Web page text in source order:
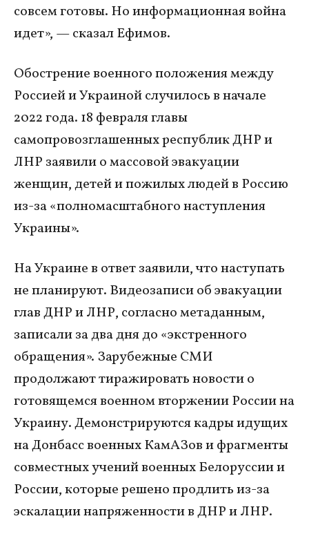
совсем готовы. Но информационная война
идет», — сказал Ефимов.
Обострение военного положения между
Россией и Украиной случилось в начале
2022 года. 18 февраля главы
самопровозглашенных республик ДНР и
ЛНР заявили о массовой эвакуации
женщин, детей и пожилых людей в Россию
из-за «полномасштабного наступления
Украины».
На Украине в ответ заявили, что наступать
не планируют. Видеозаписи об эвакуации
глав ДНР и ЛНР, согласно метаданным,
записали за два дня до «экстренного
обращения». Зарубежные СМИ
продолжают тиражировать новости о
готовящемся военном вторжении России на
Украину. Демонстрируются кадры идущих
на Донбасс военных КамАЗов и фрагменты
совместных учений военных Белоруссии и
России, которые решено продлить из-за
эскалации напряженности в ДНР и ЛНР.